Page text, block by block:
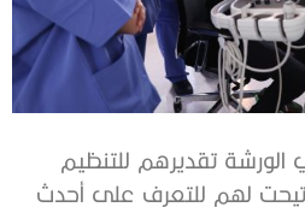
تقديرهم للتنظيم
لهم للتعرف على أحدث